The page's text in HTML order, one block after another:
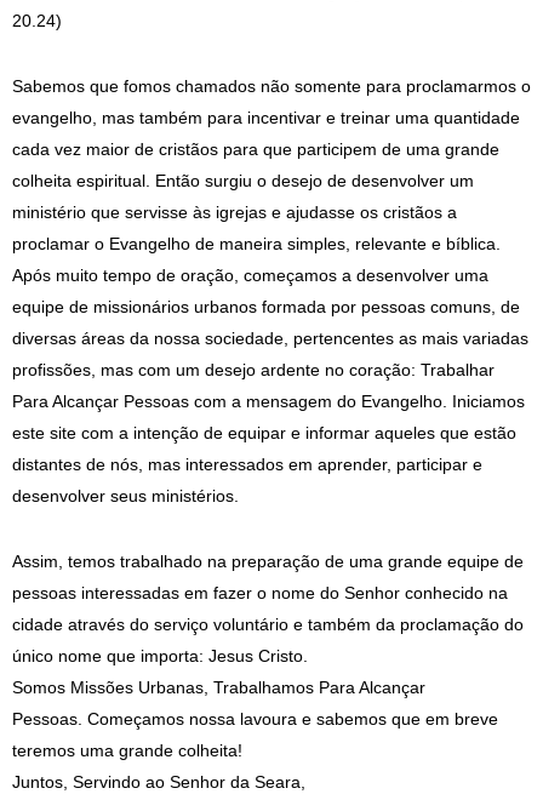
20.24)
Sabemos que fomos chamados não somente para proclamarmos o
evangelho, mas também para incentivar e treinar uma quantidade
cada vez maior de cristãos para que participem de uma grande
colheita espiritual. Então surgiu o desejo de desenvolver um
ministério que servisse às igrejas e ajudasse os cristãos a
proclamar o Evangelho de maneira simples, relevante e bíblica.
Após muito tempo de oração, começamos a desenvolver uma
equipe de missionários urbanos formada por pessoas comuns, de
diversas áreas da nossa sociedade, pertencentes as mais variadas
profissões, mas com um desejo ardente no coração: Trabalhar
Para Alcançar Pessoas com a mensagem do Evangelho. Iniciamos
este site com a intenção de equipar e informar aqueles que estão
distantes de nós, mas interessados em aprender, participar e
desenvolver seus ministérios.
Assim, temos trabalhado na preparação de uma grande equipe de
pessoas interessadas em fazer o nome do Senhor conhecido na
cidade através do serviço voluntário e também da proclamação do
único nome que importa: Jesus Cristo.
Somos Missões Urbanas, Trabalhamos Para Alcançar
Pessoas. Começamos nossa lavoura e sabemos que em breve
teremos uma grande colheita!
Juntos, Servindo ao Senhor da Seara,